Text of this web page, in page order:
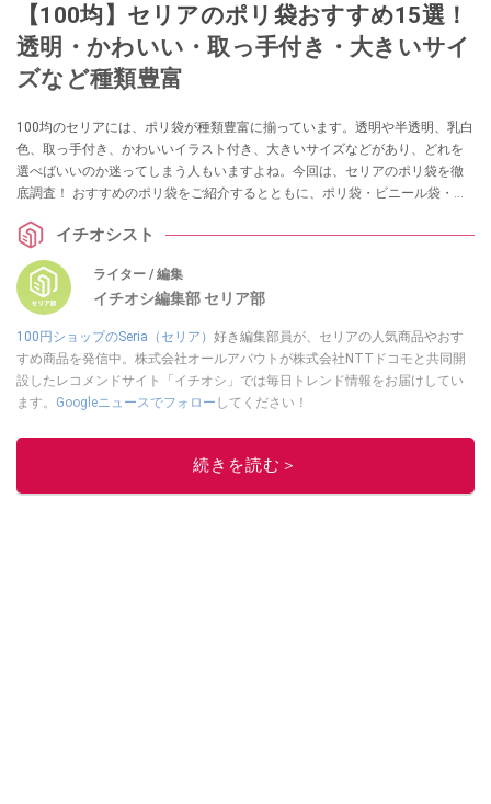
【100均】セリアのポリ袋おすすめ15選！
透明・かわいい・取っ手付き・大きいサイ
ズなど種類豊富
100均のセリアには、ポリ袋が種類豊富に揃っています。透明や半透明、乳白
色、取っ手付き、かわいいイラスト付き、大きいサイズなどがあり、どれを
選べばいいのか迷ってしまう人もいますよね。今回は、セリアのポリ袋を徹
底調査！ おすすめのポリ袋をご紹介するとともに、ポリ袋・ビニール袋・ナ
イチオシスト
ライター / 編集
イチオシ編集部 セリア部
100円ショップのSeria（セリア） 好き編集部員が、セリアの人気商品やおす
すめ商品を発信中。株式会社オールアバウトが株式会社NTTドコモと共同開
設したレコメンドサイト「イチオシ」では毎日トレンド情報をお届けしてい
ます。 Googleニュースでフォロー してください！
このイチオシストの他の記事を読む
続きを読む＞